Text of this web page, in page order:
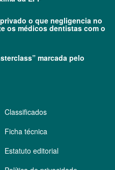
o que negligencia no
os médicos dentistas com o
marcada pelo
Classificados
Ficha técnica
Estatuto editorial